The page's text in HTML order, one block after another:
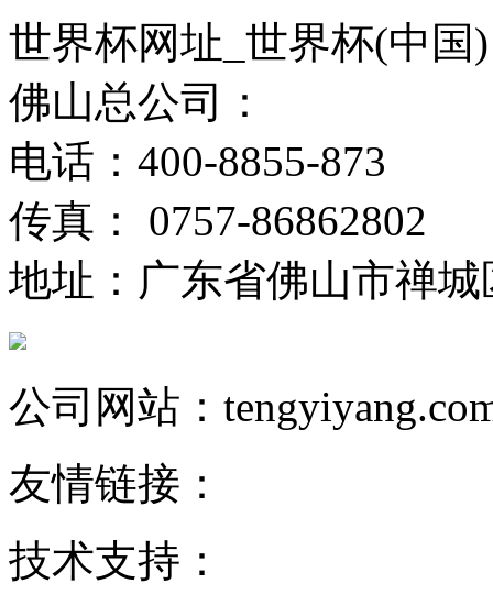
世界杯网址_世界杯(中国)
佛山总公司：
电话：400-8855-873
传真： 0757-86862802
地址：广东省佛山市禅
公司网站：
友情链接：
技术支持：